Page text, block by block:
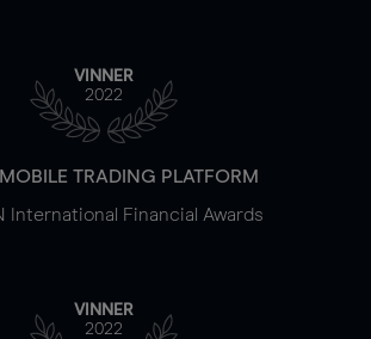
VINNER
2022
TRADING PLATFORM
International Financial Awards
VINNER
2022